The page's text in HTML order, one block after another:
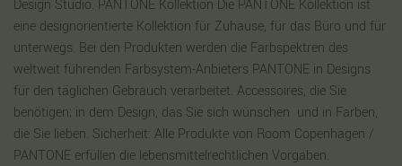
Design Studio. PANTONE Kollektion Die PANTONE Kollektion ist
eine designorientierte Kollektion für Zuhause, für das Büro und für
unterwegs. Bei den Produkten werden die Farbspektren des
weltweit führenden Farbsystem-Anbieters PANTONE in Designs
für den täglichen Gebrauch verarbeitet. Accessoires, die Sie
benötigen; in dem Design, das Sie sich wünschen  und in Farben,
die Sie lieben. Sicherheit: Alle Produkte von Room Copenhagen /
PANTONE erfüllen die lebensmittelrechtlichen Vorgaben.